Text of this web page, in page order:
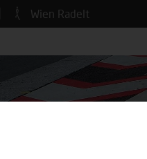
Wien Radelt